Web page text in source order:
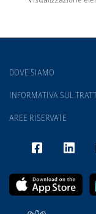
DOVE SIAMO
INFORMATIVA SUL
AREE RISERVATE